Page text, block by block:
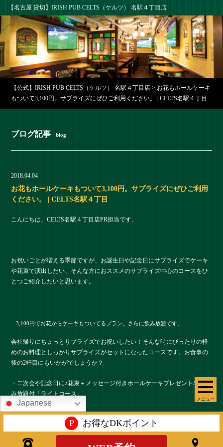
【名古屋 貸切】IRISH PUB CELTS（ケルツ） 名駅４丁目店
メニュー
【公式】IRISH PUB CELTS（ケルツ） 名駅４丁目店 > お花もホールケーキ
もついて3,100円。サプライズにぜひご利用ください。 | CELTS名駅４丁目
ブログ記事 blog
2018.04.04
お花もホールケーキもついて3,100円。サプライズにぜひご利用
ください。 | CELTS名駅４丁目
こんにちは、CELTS名駅４丁目店PR担当です。
お祝いごとが増える季節ですが、お誕生日や記念日にサプライズでケーキ
や花束で演出したい、そんな方におススメのサプライズ中心のコースをひ
とつご紹介したいと思います。
3,100円でお花からケーキもついてるプラン。さらに飲み放題です。
会社帰りにちょっとサプライズでお祝いしたい！そんな時にぴったりの軽
めのお料理としっかりサプライズがセットになったコースです。お食事の
後の2軒目にもいかがでしょうか？
・二次会や記念日に♪花束＋メッセージ付きホールケーキプレゼント/2H飲
み放題付「ライトコース」
【前菜３種】 フライドペンネ～トマトソース～・カマンベールチー
ズのカナッペ・クランチポテト
Japanese
P お得なDKポイント